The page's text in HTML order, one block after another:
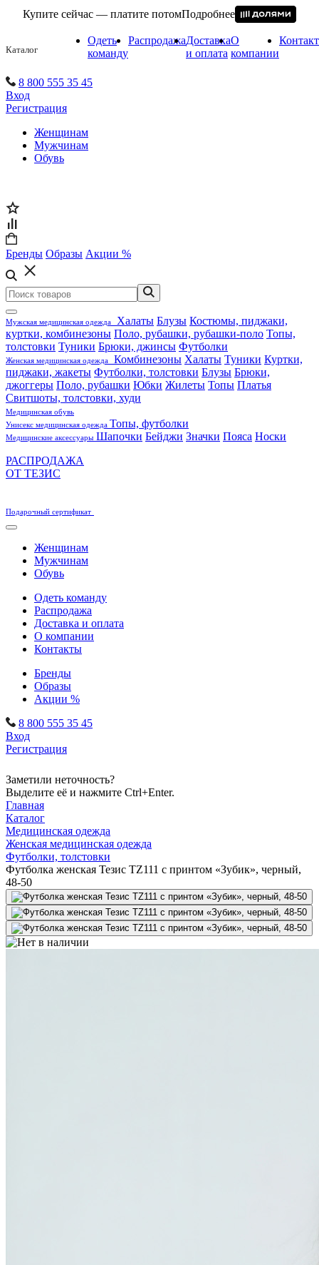
Купите сейчас — платите потомПодробнее
Каталог
Одеть
команду
РаспродажаДоставка
и оплата
О
компании
8 800 555 35 45
Вход
Регистрация
Женщинам
Мужчинам
Обувь
Бренды Образы Акции %
Мужская медицинская одежда Халаты Блузы Костюмы, пиджаки,
куртки, комбинезоны Поло, рубашки, рубашки-поло Топы,
толстовки Туники Брюки, джинсы Футболки
Женская медицинская одежда Комбинезоны Халаты Туники Куртки,
пиджаки, жакеты Футболки, толстовки Блузы Брюки,
джоггеры Поло, рубашки Юбки Жилеты Топы Платья
Свитшоты, толстовки, худи
Медицинская обувь
Унисекс медицинская одежда Топы, футболки
Медицинские аксессуары Шапочки Бейджи Значки Пояса Носки
РАСПРОДАЖА
ОТ ТЕЗИС
Подарочный сертификат
Женщинам
Мужчинам
Обувь
Одеть команду
Распродажа
Доставка и оплата
О компании
Контакты
Бренды
Образы
Акции %
8 800 555 35 45
Вход
Регистрация
Заметили неточность?
Выделите её и нажмите Ctrl+Enter.
Главная
Каталог
Медицинская одежда
Женская медицинская одежда
Футболки, толстовки
Футболка женская Тезис TZ111 с принтом «Зубик», черный,
48-50